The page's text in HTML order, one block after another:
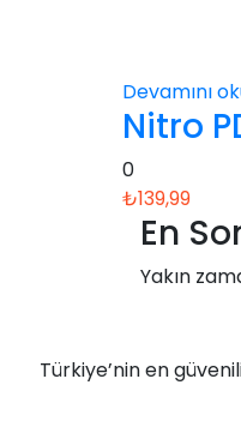
Devamını
Nitro
0
₺139,99
En
Yakın
Türkiye’nin en